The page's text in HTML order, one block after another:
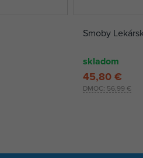
Smoby
skladom
DMOC: 56,99 €
45,80 €